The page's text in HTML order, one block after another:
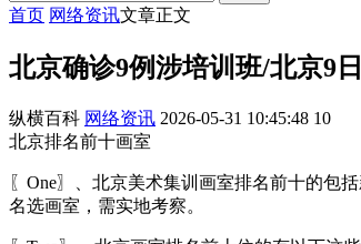
首页 网络资讯文章正文
北京确诊9例涉培训班/北京9
纵横百科 网络资讯 2026-05-31 10:45:48 10
北京排名前十画室
〖One〗、北京美术集训画室排名前十的包
名选画室，需实地考察。